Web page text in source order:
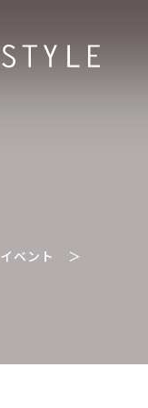
イベント
＞